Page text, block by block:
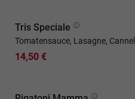
Tris Speciale
Tomatensauce, Lasagne,
14,50 €